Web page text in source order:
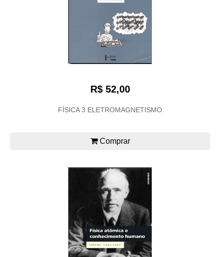
R$ 52,00
FÍSICA 3 ELETROMAGNETISMO
Comprar